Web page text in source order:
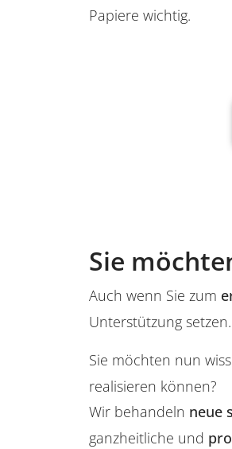
Papiere wichtig.
Sie
Auch wenn Sie zum
Unterstützung
Sie möchten nun
realisieren können?
Wir behandeln neue
ganzheitliche und